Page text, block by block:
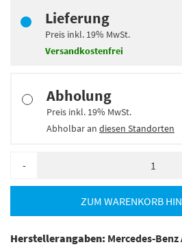
Lieferung
Preis inkl. 19% MwSt.
Versandkostenfrei
Abholung
Preis inkl. 19% MwSt.
Abholbar an diesen Standorten
-
ZUM WARENKORB
Herstellerangaben: Mercedes-Benz